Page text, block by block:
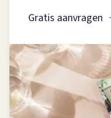
Gratis aanvragen